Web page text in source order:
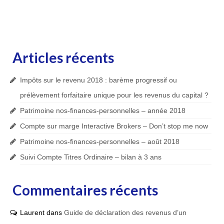
Articles récents
Impôts sur le revenu 2018 : barème progressif ou
prélèvement forfaitaire unique pour les revenus du capital ?
Patrimoine nos-finances-personnelles – année 2018
Compte sur marge Interactive Brokers – Don’t stop me now
Patrimoine nos-finances-personnelles – août 2018
Suivi Compte Titres Ordinaire – bilan à 3 ans
Commentaires récents
Laurent dans Guide de déclaration des revenus d’un